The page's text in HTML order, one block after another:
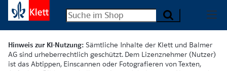
Hinweis zur KI-Nutzung: Sämtliche Inhalte der Klett und Balmer
AG sind urheberrechtlich geschützt. Dem Lizenznehmer (Nutzer)
ist das Abtippen, Einscannen oder Fotografieren von Texten,